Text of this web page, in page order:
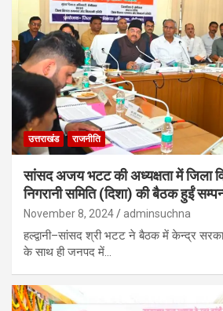
उत्तराखंड राजनीति
सांसद अजय भटट की अध्यक्षता में जिला
निगरानी समिति (दिशा) की बैठक हुईं
November 8, 2024 adminsuchna
हल्द्वानी–सांसद श्री भटट ने बैठक में केन्द्र
के साथ ही जनपद में…